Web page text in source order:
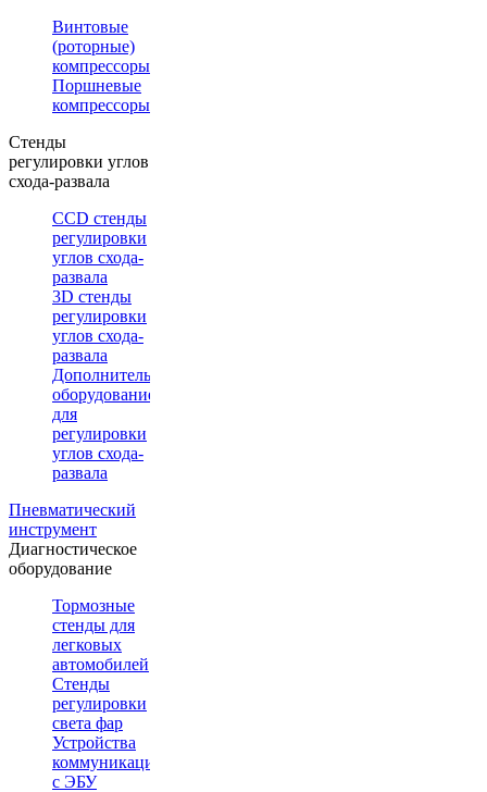
Винтовые
(роторные)
компрессоры
Поршневые
компрессоры
Стенды
регулировки углов
схода-развала
CCD стенды
регулировки
углов схода-
развала
3D стенды
регулировки
углов схода-
развала
Дополнительное
оборудование
для
регулировки
углов схода-
развала
Пневматический
инструмент
Диагностическое
оборудование
Тормозные
стенды для
легковых
автомобилей
Стенды
регулировки
света фар
Устройства
коммуникации
с ЭБУ